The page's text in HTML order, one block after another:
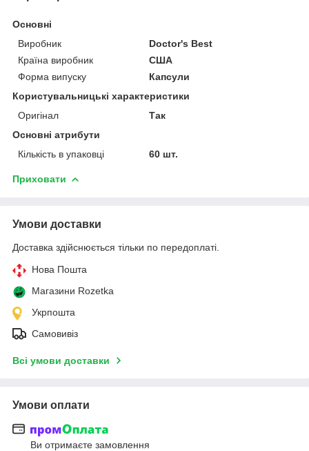
Основні
Виробник
Doctor's Best
Країна виробник
США
Форма випуску
Капсули
Користувальницькі характеристики
Оригінал
Так
Основні атрибути
Кількість в упаковці
60 шт.
Приховати
Умови доставки
Доставка здійснюється тільки по передоплаті.
Нова Пошта
Магазини Rozetka
Укрпошта
Самовивіз
Всі умови доставки
Умови оплати
Ви отримаєте замовлення